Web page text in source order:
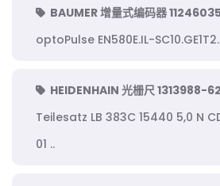
BAUMER 增量式编码器
optoPulse EN580E.IL-
HEIDENHAIN 光栅尺 1313988-62
Teilesatz LB 383C 15440 5,0 N
01 ..